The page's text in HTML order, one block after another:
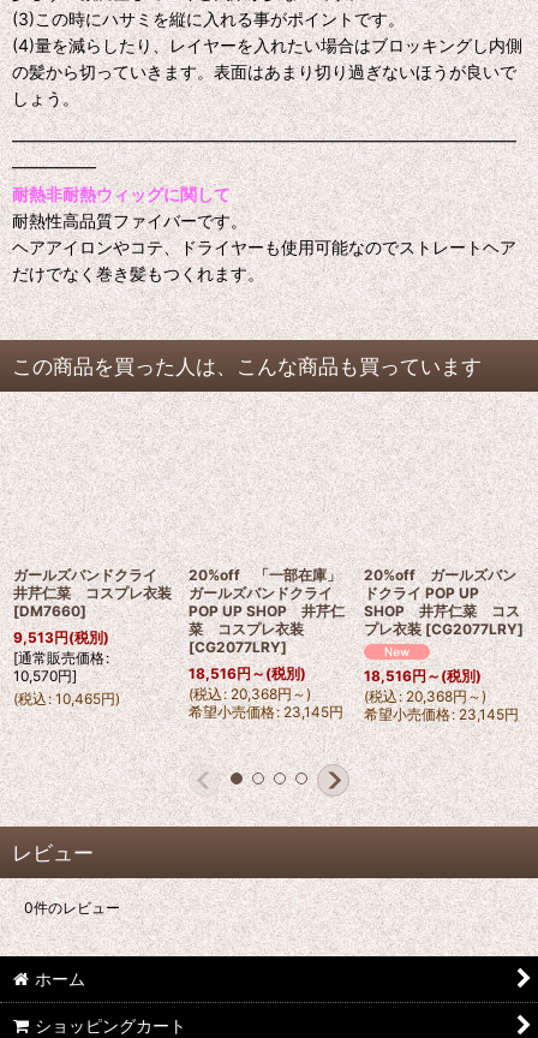
(3)この時にハサミを縦に入れる事がポイントです。
(4)量を減らしたり、レイヤーを入れたい場合はブロッキングし内側
の髪から切っていきます。表面はあまり切り過ぎないほうが良いで
しょう。
━━━━━━━━━━━━━━━━━━━━━━━━━━━━━━
━━━━━
耐熱非耐熱ウィッグに関して
耐熱性高品質ファイバーです。
ヘアアイロンやコテ、ドライヤーも使用可能なのでストレートヘア
だけでなく巻き髪もつくれます。
この商品を買った人は、こんな商品も買っています
ガールズバンドクライ
井芹仁菜 コスプレ衣装
[DM7660]
9,513円(税別)
[通常販売価格:
10,570円]
(税込: 10,465円)
20%off 「一部在庫」
ガールズバンドクライ
POP UP SHOP 井芹仁
菜 コスプレ衣装
[CG2077LRY]
18,516円 ～(税別)
(税込: 20,368円～)
希望小売価格: 23,145円
20%off ガールズバン
ドクライ POP UP
SHOP 井芹仁菜 コス
プレ衣装 [CG2077LRY]
18,516円～ (税別)
(税込: 20,368円～)
希望小売価格: 23,145円
レビュー
0件のレビュー
ホーム
ショッピングカート